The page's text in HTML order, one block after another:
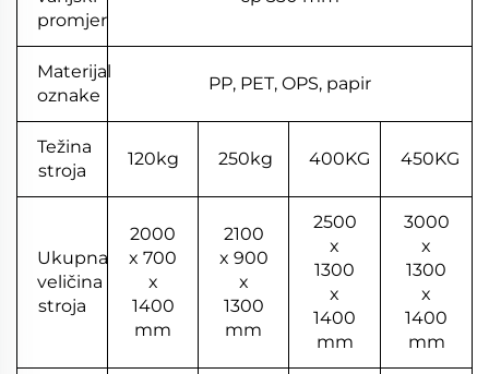
promjer
Materijal
oznake
PP, PET, OPS, papir
Težina
stroja
120kg 250kg 400KG 450KG
Ukupna
veličina
stroja
2000
x 700
x
1400
mm
2100
x 900
x
1300
mm
2500
x
1300
x
1400
mm
3000
x
1300
x
1400
mm